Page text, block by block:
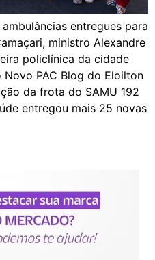
entregues para
ministro Alexandre
policlínica da cidade
PAC Blog do Eloilton
da frota do SAMU 192
entregou mais 25 novas